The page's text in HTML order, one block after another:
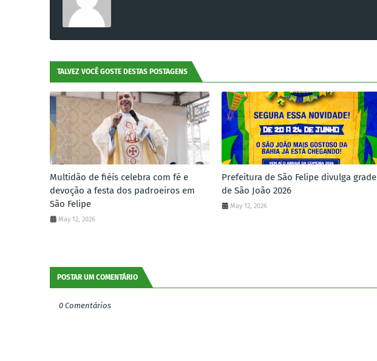
TALVEZ VOCÊ GOSTE DESTAS POSTAGENS
Multidão de fiéis celebra com fé e
devoção a festa dos padroeiros em
São Felipe
May 12, 2026
Prefeitura de São Felipe divulga grade
de São João 2026
May 12, 2026
POSTAR UM COMENTÁRIO
0 Comentários